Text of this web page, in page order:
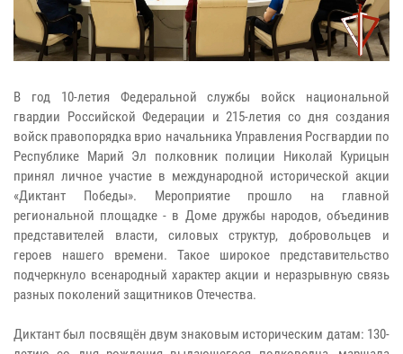
В год 10-летия Федеральной службы войск национальной
гвардии Российской Федерации и 215-летия со дня создания
войск правопорядка врио начальника Управления Росгвардии по
Республике Марий Эл полковник полиции Николай Курицын
принял личное участие в международной исторической акции
«Диктант Победы». Мероприятие прошло на главной
региональной площадке - в Доме дружбы народов, объединив
представителей власти, силовых структур, добровольцев и
героев нашего времени. Такое широкое представительство
подчеркнуло всенародный характер акции и неразрывную связь
разных поколений защитников Отечества.
Диктант был посвящён двум знаковым историческим датам: 130-